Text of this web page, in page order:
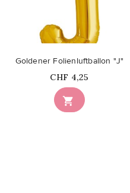

Goldener Folienluftballon "J"
Price
CHF 4,25